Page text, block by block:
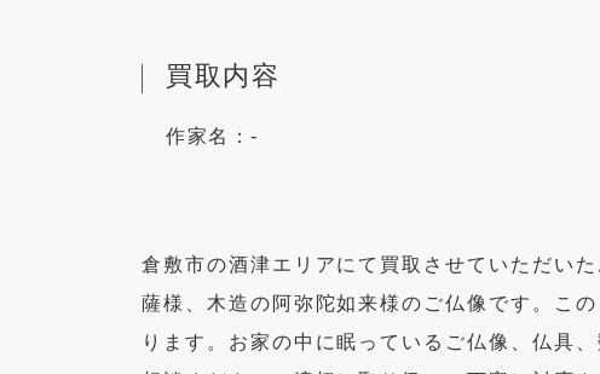
買取内容
作家名：-
倉敷市の酒津エリアにて買取させていただい
薩様、木造の阿弥陀如来様のご仏像です。こ
ります。お家の中に眠っているご仏像、仏具